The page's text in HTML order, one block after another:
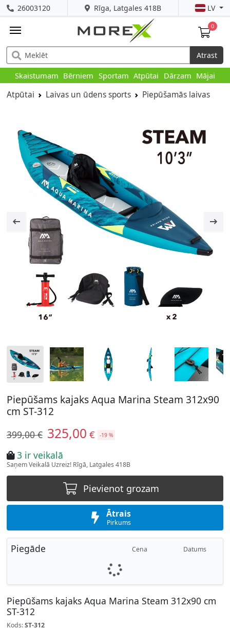
Rīga, Latgales 418B
26003120 LV
0
Atrast
Skaistumam Bērniem Sportam Atpūtai Dārzam Mājai
Atpūtai Laivas un ūdens sports Piepūšamās laivas
Piepūšams kajaks Aqua Marina Steam 312x90
cm ST-312
399,00 € 325,00 € -19 %
3 ir veikalā
Saņem Veikalā Uzreiz! Rīgā, Latgales 418B
Pievienot grozam
Ātrais
Pirkums
Piegāde Cena Datums
Piepūšams kajaks Aqua Marina Steam 312x90 cm
ST-312
Kods:ST-312